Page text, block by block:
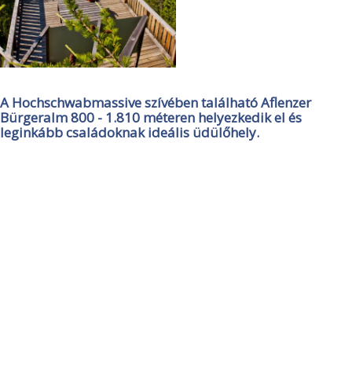
A Hochschwabmassive szívében található Aflenzer
Bürgeralm 800 - 1.810 méteren helyezkedik el és
leginkább családoknak ideális üdülőhely.